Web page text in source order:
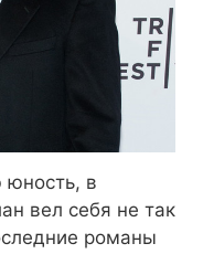
в
вел себя не так
романы